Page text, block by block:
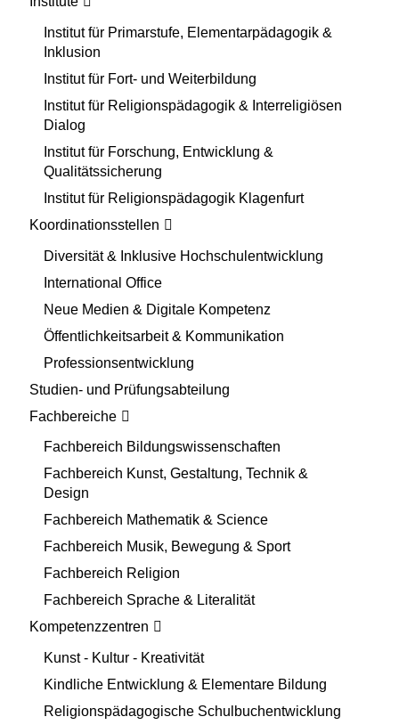
Institut für Primarstufe, Elementarpädagogik &
Inklusion
Institut für Fort- und Weiterbildung
Institut für Religionspädagogik & Interreligiösen
Dialog
Institut für Forschung, Entwicklung &
Qualitätssicherung
Institut für Religionspädagogik Klagenfurt
Koordinationsstellen
Diversität & Inklusive Hochschulentwicklung
International Office
Neue Medien & Digitale Kompetenz
Öffentlichkeitsarbeit & Kommunikation
Professionsentwicklung
Studien- und Prüfungsabteilung
Fachbereiche
Fachbereich Bildungswissenschaften
Fachbereich Kunst, Gestaltung, Technik &
Design
Fachbereich Mathematik & Science
Fachbereich Musik, Bewegung & Sport
Fachbereich Religion
Fachbereich Sprache & Literalität
Kompetenzzentren
Kunst - Kultur - Kreativität
Kindliche Entwicklung & Elementare Bildung
Religionspädagogische Schulbuchentwicklung